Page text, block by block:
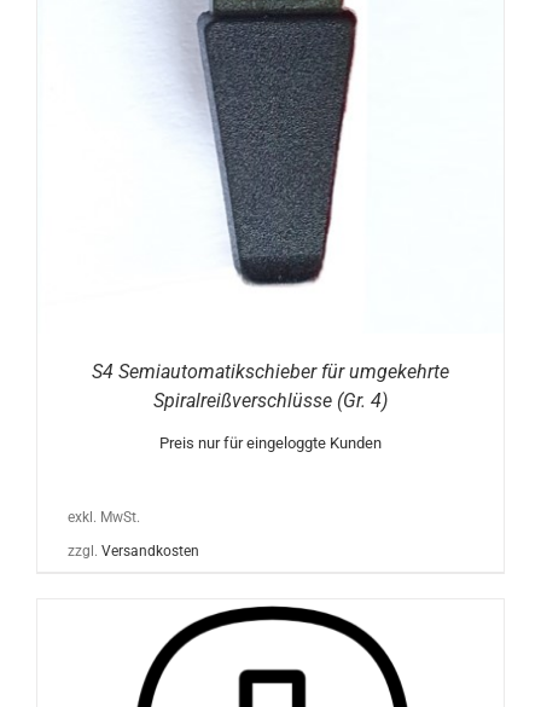
S4 Semiautomatikschieber für umgekehrte
Spiralreißverschlüsse (Gr. 4)
Preis nur für eingeloggte Kunden
exkl. MwSt.
zzgl. Versandkosten